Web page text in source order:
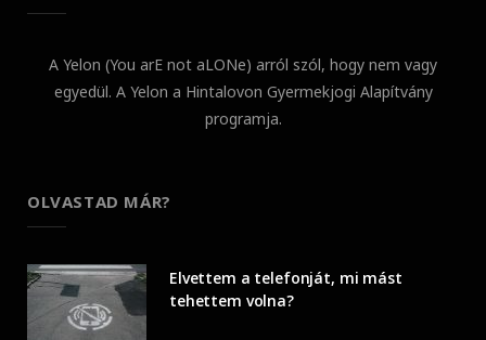
A Yelon (You arE not aLONe) arról szól, hogy nem vagy
egyedül. A Yelon a Hintalovon Gyermekjogi Alapítvány
programja.
OLVASTAD MÁR?
Elvettem a telefonját, mi mást
tehettem volna?